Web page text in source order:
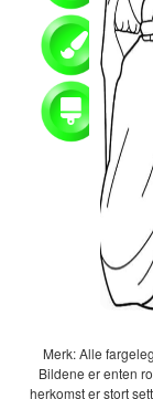
Merk: Alle
Bildene er enten
herkomst er stort